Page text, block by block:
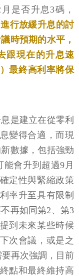
是否升息3碼，
行放緩升息的討
時預期的水平，
跟現在的升息速
最終高利率將保
是建立在從零利
變得合適，而現
數據，包括強勁
會升到超過9月
定性與緊縮政策
率升至具有限制
再如同第2、第3
到未來某些時候
次會議，或是之
再次強調，目前
點和最終維持高